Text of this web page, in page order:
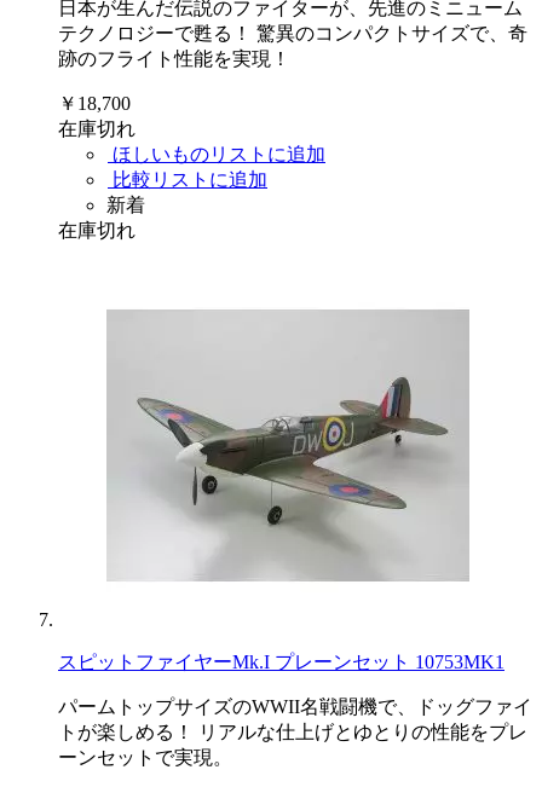
日本が生んだ伝説のファイターが、先進のミニューム
テクノロジーで甦る！ 驚異のコンパクトサイズで、奇
跡のフライト性能を実現！
￥18,700
在庫切れ
ほしいものリストに追加
比較リストに追加
新着
在庫切れ
スピットファイヤーMk.I プレーンセット 10753MK1
パームトップサイズのWWII名戦闘機で、ドッグファイ
トが楽しめる！ リアルな仕上げとゆとりの性能をプレ
ーンセットで実現。